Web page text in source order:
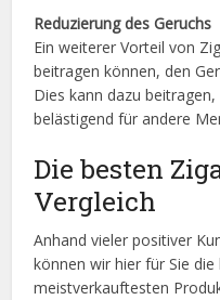
Reduzierung des Geruchs
Ein weiterer Vorteil von
beitragen können, den
Dies kann dazu
belästigend für andere
Die besten
Vergleich
Anhand vieler positiver
können wir hier für Sie
meistverkauftesten